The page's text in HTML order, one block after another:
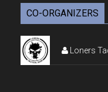
CO-ORGANIZERS
Loners